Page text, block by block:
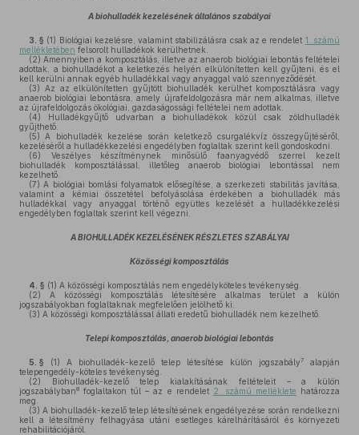
A biohulladék kezelésének általános szabályai
3. § (1) Biológiai kezelésre, valamint stabilizálásra csak az e rendelet 1. számú
mellékletében felsorolt hulladékok kerülhetnek.
(2) Amennyiben a komposztálás, illetve az anaerob biológiai lebontás feltételei
adottak, a biohulladékot a keletkezés helyén elkülönítetten kell gyűjteni, és el
kell kerülni annak egyéb hulladékkal vagy anyaggal való szennyeződését.
(3) Az az elkülönítetten gyűjtött biohulladék kerülhet komposztálásra vagy
anaerob biológiai lebontásra, amely újrafeldolgozásra már nem alkalmas, illetve
az újrafeldolgozás ökológiai, gazdaságossági feltételei nem adottak.
(4) Hulladékgyűjtő udvarban a biohulladékok közül csak zöldhulladék
gyűjthető.
(5) A biohulladék kezelése során keletkező csurgalékvíz összegyűjtéséről,
kezeléséről a hulladékkezelési engedélyben foglaltak szerint kell gondoskodni.
(6) Veszélyes készítménynek minősülő faanyagvédő szerrel kezelt
biohulladék komposztálással, illetőleg anaerob biológiai lebontással nem
kezelhető.
(7) A biológiai bomlási folyamatok elősegítése, a szerkezeti stabilitás javítása,
valamint a kémiai összetétel befolyásolása érdekében a biohulladék más
hulladékkal vagy anyaggal történő együttes kezelését a hulladékkezelési
engedélyben foglaltak szerint kell végezni.
A BIOHULLADÉK KEZELÉSÉNEK RÉSZLETES SZABÁLYAI
Közösségi komposztálás
4. § (1) A közösségi komposztálás nem engedélyköteles tevékenység.
(2) A közösségi komposztálás létesítésére alkalmas terület a külön
jogszabályokban foglaltaknak megfelelően jelölhető ki.
(3) A közösségi komposztálással állati eredetű biohulladék nem kezelhető.
Telepi komposztálás, anaerob biológiai lebontás
5. § (1) A biohulladék-kezelő telep létesítése külön jogszabály7
alapján
telepengedély-köteles tevékenység.
(2) Biohulladék-kezelő telep kialakításának feltételeit – a külön
jogszabályban8 foglaltakon túl – az e rendelet 2. számú melléklete határozza
meg.
(3) A biohulladék-kezelő telep létesítésének engedélyezése során rendelkezni
kell a létesítmény felhagyása utáni esetleges kárelhárításáról és környezeti
rehabilitációjáról.